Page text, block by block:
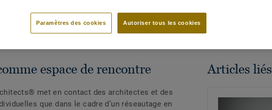
espace de rencontre
met en contact des architectes et des
que dans le cadre d’un réseautage en
Articles liés
Autoriser tous les cookies
Paramètres des cookies